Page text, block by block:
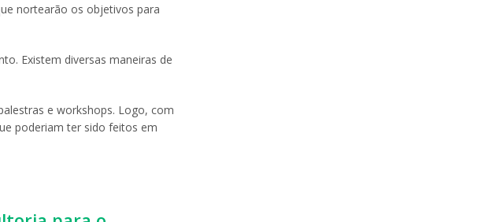
nortearão os objetivos para
Existem diversas maneiras de
e workshops. Logo, com
poderiam ter sido feitos em